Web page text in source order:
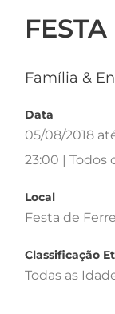
Família &
Data
05/08/2018
23:00 | Todos
Local
Festa de
Classificação
Todas as